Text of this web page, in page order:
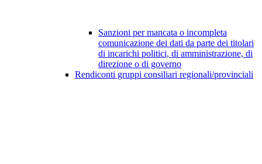
Sanzioni per mancata o incompleta
comunicazione dei dati da parte dei titolari
di incarichi politici, di amministrazione, di
direzione o di governo
Rendiconti gruppi consiliari regionali/provinciali